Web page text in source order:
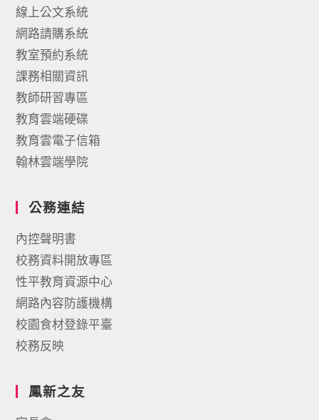
線上公文系統
網路請購系統
教室預約系統
課務相關資訊
教師研習專區
教育雲端硬碟
教育雲電子信箱
翰林雲端學院
公務連結
內控聲明書
校務資料開放專區
性平教育資源中心
網路內容防護機構
校園食材登錄平臺
校務反映
鳳新之友